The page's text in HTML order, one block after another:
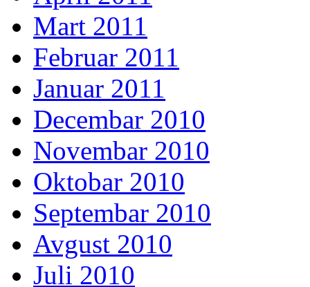
Mart 2011
Februar 2011
Januar 2011
Decembar 2010
Novembar 2010
Oktobar 2010
Septembar 2010
Avgust 2010
Juli 2010